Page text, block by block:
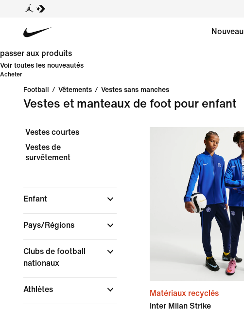
Nouveau
passer aux produits
Voir toutes les nouveautés
Acheter
Football / Vêtements / Vestes sans manches
Vestes et manteaux de foot pour enfant
Vestes courtes
Vestes de
survêtement
Enfant
Pays/Régions
Clubs de football
nationaux
Athlètes
Matériaux recyclés
Inter Milan Strike